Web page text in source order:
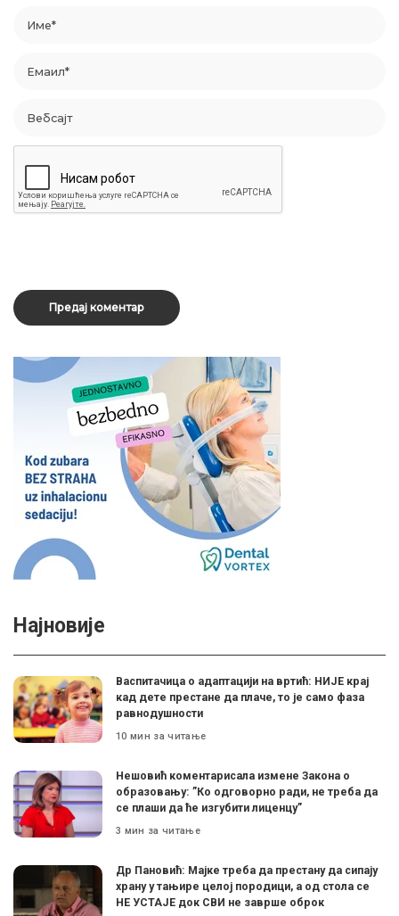
Најновије
Васпитачица о адаптацији на вртић: НИЈЕ крај
кад дете престане да плаче, то је само фаза
равнодушности
10 мин за читање
Нешовић коментарисала измене Закона о
образовању: ”Ко одговорно ради, не треба да
се плаши да ће изгубити лиценцу”
3 мин за читање
Др Пановић: Мајке треба да престану да сипају
храну у тањире целој породици, а од стола се
НЕ УСТАЈЕ док СВИ не заврше оброк